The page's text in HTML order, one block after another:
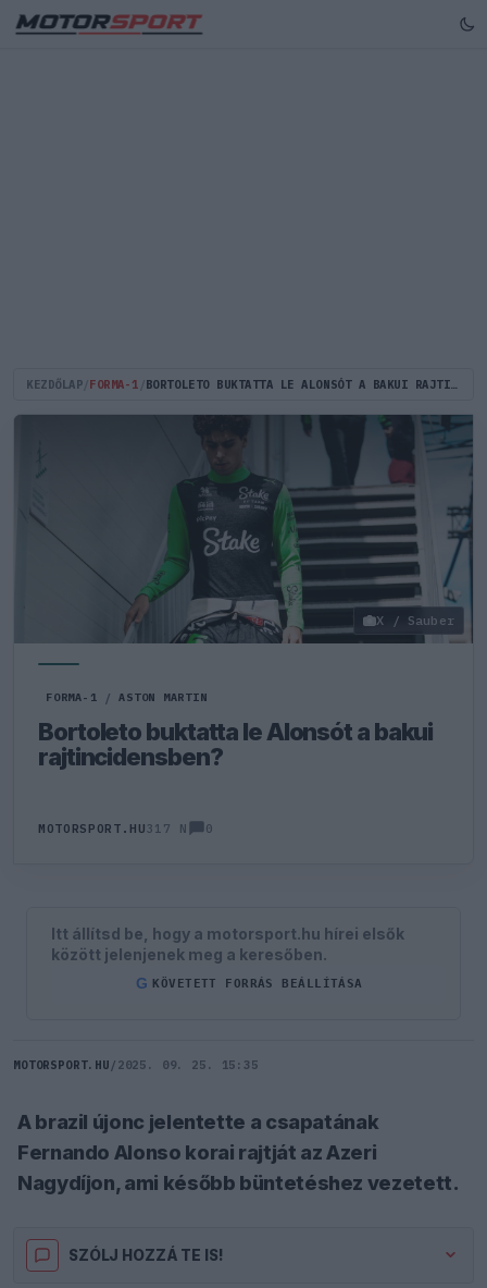
KEZDŐLAP FORMA-1 BORTOLETO BUKTATTA LE ALONSÓT A BAKUI RAJTINCIDENSBEN?
X / Sauber
FORMA-1 / ASTON MARTIN
Bortoleto buktatta le Alonsót a bakui
rajtincidensben?
MOTORSPORT.HU317 N 0
Itt állítsd be, hogy a motorsport.hu hírei elsők
között jelenjenek meg a keresőben.
G KÖVETETT FORRÁS BEÁLLÍTÁSA
MOTORSPORT.HU / 2025. 09. 25. 15:35
A brazil újonc jelentette a csapatának
Fernando Alonso korai rajtját az Azeri
Nagydíjon, ami később büntetéshez vezetett.
SZÓLJ HOZZÁ TE IS!